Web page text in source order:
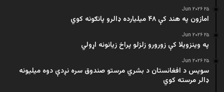
۲۵ Jun ۲۰۲۶
امازون په هند کې ۴۸ میلیارده ډالرو پانګونه کوي
۲۵ Jun ۲۰۲۶
په وینزویلا کې زورورو زلزلو پراخ زیانونه اړولي
۲۵ Jun ۲۰۲۶
سویس د افغانستان د بشري مرستو صندوق سره نږدې دوه میلیونه
ډالر مرسته کوي